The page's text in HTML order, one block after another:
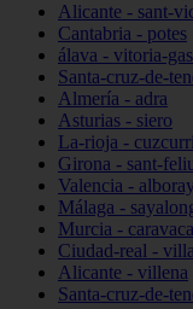
Alicante - sant-
Cantabria - potes
álava - vitoria-
Santa-cruz-de-
Almería - adra
Asturias - siero
La-rioja -
Girona - sant-
Valencia -
Málaga -
Murcia -
Ciudad-real -
Alicante - villena
Santa-cruz-de-